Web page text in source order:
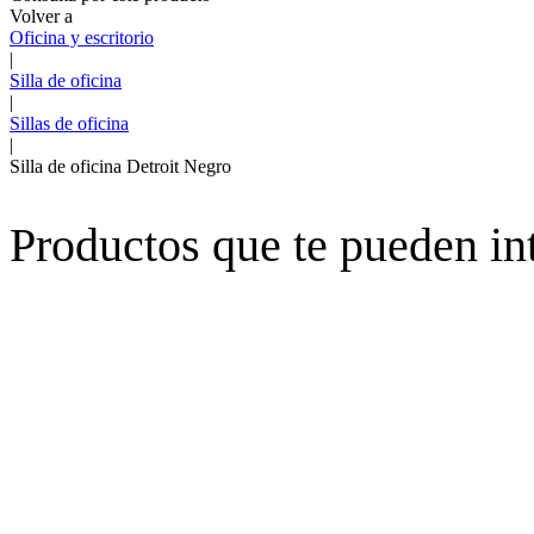
Volver a
Oficina y escritorio
|
Silla de oficina
|
Sillas de oficina
|
Silla de oficina Detroit Negro
Productos que te pueden